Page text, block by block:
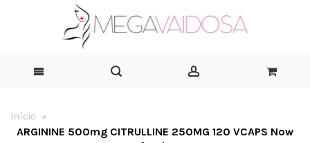
Início
ARGININE 500mg CITRULLINE 250MG 120 VCAPS Now